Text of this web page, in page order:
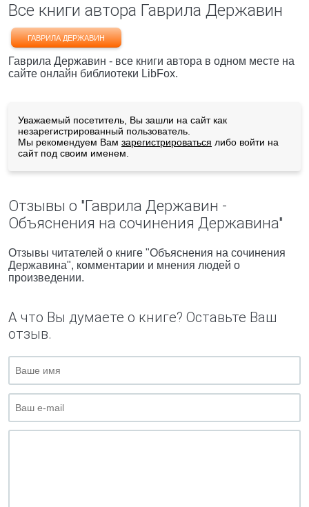
Все книги автора Гаврила Державин
ГАВРИЛА ДЕРЖАВИН
Гаврила Державин - все книги автора в одном месте на
сайте онлайн библиотеки LibFox.
Уважаемый посетитель, Вы зашли на сайт как
незарегистрированный пользователь.
Мы рекомендуем Вам зарегистрироваться либо войти на
сайт под своим именем.
Отзывы о "Гаврила Державин -
Объяснения на сочинения Державина"
Отзывы читателей о книге "Объяснения на сочинения
Державина", комментарии и мнения людей о
произведении.
А что Вы думаете о книге? Оставьте Ваш
отзыв.